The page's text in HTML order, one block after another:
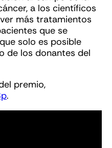
a los científicos
más tratamientos
que se
solo es posible
de los donantes del
premio,
.